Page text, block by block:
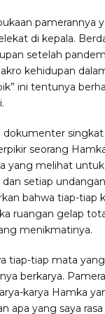
pamerannya
di kepala.
setelah
kehidupan
ini tentunya
seorang
melihat
setiap
bahwa tiap-
ruangan gelap
menikmatinya.
tiap-tiap mata
berkarya.
karya Hamka
yang saya